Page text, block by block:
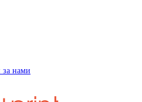
за нами